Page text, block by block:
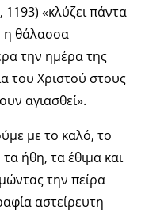
1193) «κλύζει πάντα
η θάλασσα
την ημέρα της
του Χριστού στους
αγιασθεί».
με το καλό, το
ήθη, τα έθιμα και
την πείρα
αστείρευτη